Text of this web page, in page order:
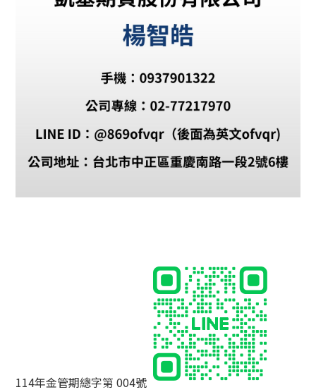
114年金管期總字第 004號